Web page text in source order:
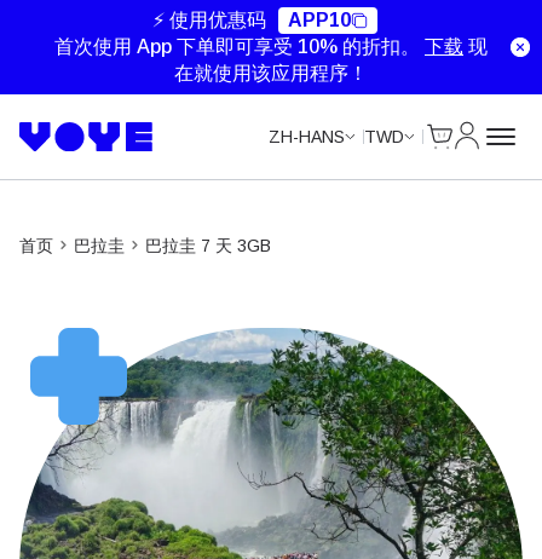
⚡ 使用优惠码
APP10
首次使用 App 下单即可享受 10% 的折扣。 下载 现
在就使用该应用程序！
ZH-HANS TWD
首页 巴拉圭 巴拉圭 7 天 3GB